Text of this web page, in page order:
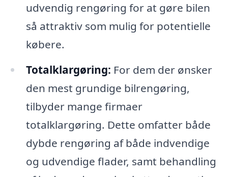
udvendig rengøring for at gøre bilen
så attraktiv som mulig for potentielle
købere.
Totalklargøring: For dem der ønsker
den mest grundige bilrengøring,
tilbyder mange firmaer
totalklargøring. Dette omfatter både
dybde rengøring af både indvendige
og udvendige flader, samt behandling